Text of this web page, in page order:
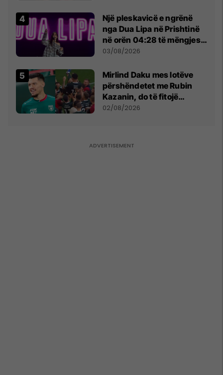
Një pleskavicë e ngrënë
nga Dua Lipa në Prishtinë
në orën 04:28 të mëngjesit
- dhe bota digjitale serbe
03/08/2026
Mirlind Daku mes lotëve
përshëndetet me Rubin
Kazanin, do të fitojë
miliona te Spartak Moska
02/08/2026